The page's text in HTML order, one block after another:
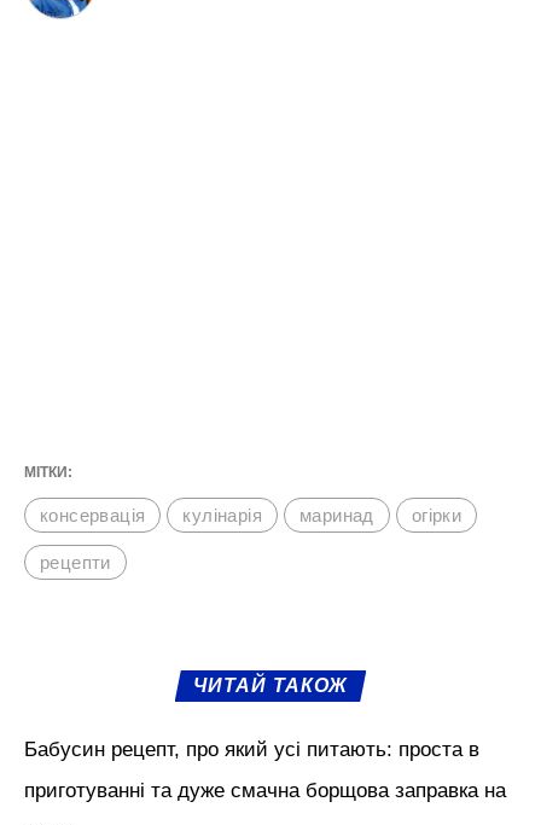
МІТКИ:
консервація кулінарія маринад огірки
рецепти
ЧИТАЙ ТАКОЖ
Бабусин рецепт, про який усі питають: проста в
приготуванні та дуже смачна борщова заправка на